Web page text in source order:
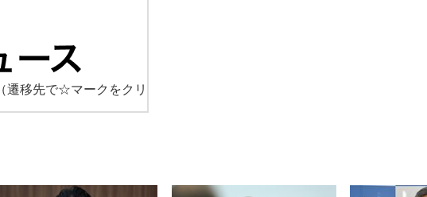
（遷移先で☆マークをクリ